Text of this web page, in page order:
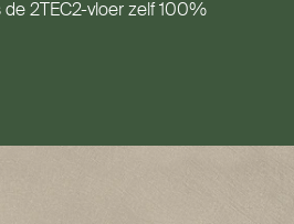
2TEC2-vloer zelf 100%